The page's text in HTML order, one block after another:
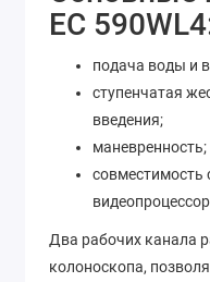
EC
подача воды и
ступенчатая
введения;
маневренность;
совместимость
Два рабочих канала
колоноскопа,